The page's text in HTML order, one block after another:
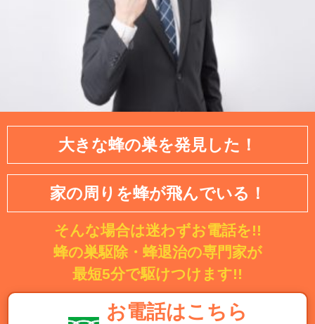
大きな蜂の巣を発見した！
家の周りを蜂が飛んでいる！
そんな場合は迷わずお電話を!!
蜂の巣駆除・蜂退治の専門家が
最短5分で駆けつけます!!
お電話はこちら